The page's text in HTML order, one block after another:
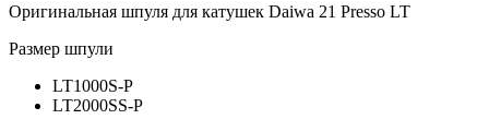
Оригинальная шпуля для катушек Daiwa 21 Presso LT
Размер шпули
LT1000S-P
LT2000SS-P